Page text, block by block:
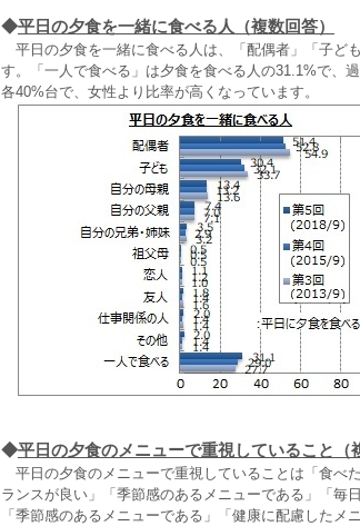
◆平日の夕食を一緒に食べる人（複数回答）
平日の夕食を一緒に食べる人は、「配偶者」「子ど
す。「一人で食べる」は夕食を食べる人の31.1%で、
各40%台で、女性より比率が高くなっています。
◆平日の夕食のメニューで重視していること（
平日の夕食のメニューで重視していることは「食べ
ランスが良い」「季節感のあるメニューである」「毎
「季節感のあるメニューである」「健康に配慮した